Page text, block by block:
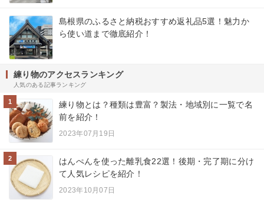
島根県のふるさと納税おすすめ返礼品5選！魅力か
ら使い道まで徹底紹介！
練り物のアクセスランキング
人気のある記事ランキング
1
練り物とは？種類は豊富？製法・地域別に一覧で名
前を紹介！
2023年07月19日
2
はんぺんを使った離乳食22選！後期・完了期に分け
て人気レシピを紹介！
2023年10月07日